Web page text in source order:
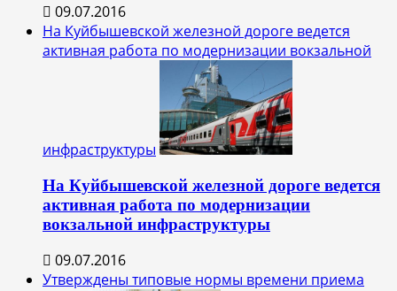
09.07.2016
На Куйбышевской железной дороге ведется
активная работа по модернизации вокзальной
инфраструктуры
На Куйбышевской железной дороге ведется
активная работа по модернизации
вокзальной инфраструктуры
09.07.2016
Утверждены типовые нормы времени приема